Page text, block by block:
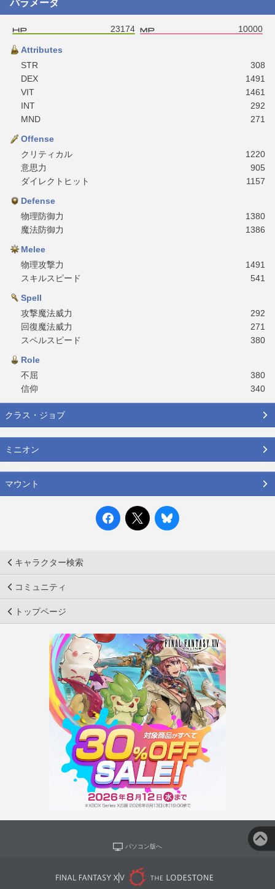
パラメータ
23174 10000
Attributes
STR
308
DEX
1491
VIT
1461
INT
292
MND
271
Offense
クリティカル
1220
意思力
905
ダイレクトヒット
1157
Defense
物理防御力
1380
魔法防御力
1386
Melee
物理攻撃力
1491
スキルスピード
541
Spell
攻撃魔法威力
292
回復魔法威力
271
スペルスピード
380
Role
不屈
380
信仰
340
クラス・ジョブ
ミニオン
マウント
キャラクター検索
コミュニティ
トップページ
パソコン版へ